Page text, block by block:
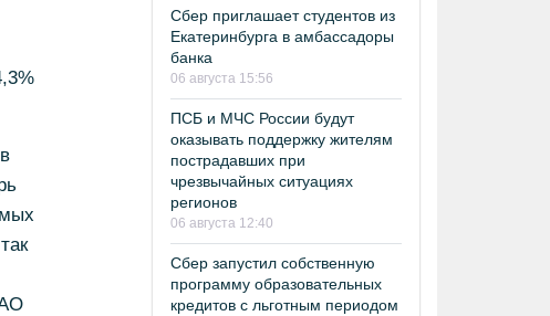
Сбер приглашает студентов из
Екатеринбурга в амбассадоры
банка
06 августа 15:56
ПСБ и МЧС России будут
оказывать поддержку жителям
пострадавших при
чрезвычайных ситуациях
регионов
06 августа 12:40
Сбер запустил собственную
программу образовательных
кредитов с льготным периодом